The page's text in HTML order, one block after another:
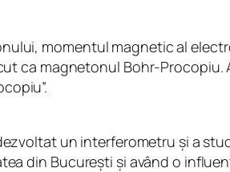
momentul magnetic al
ca magnetonul Bohr-
un interferometru și a
din București și având o